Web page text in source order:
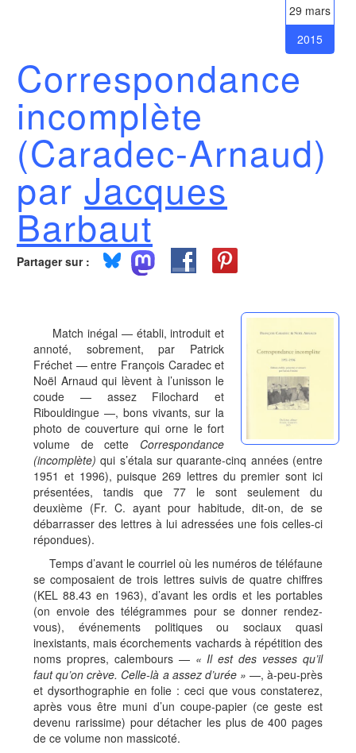
29 mars
2015
Correspondance
incomplète
(Caradec-Arnaud)
par Jacques
Barbaut
Partager sur :
Match inégal — établi, introduit et
annoté, sobrement, par Patrick
Fréchet — entre François Caradec et
Noël Arnaud qui lèvent à l’unisson le
coude — assez Filochard et
Ribouldingue —, bons vivants, sur la
photo de couverture qui orne le fort
volume de cette Correspondance
(incomplète)qui s’étala sur quarante-cinq années (entre
1951 et 1996), puisque 269 lettres du premier sont ici
présentées, tandis que 77 le sont seulement du
deuxième (Fr. C. ayant pour habitude, dit-on, de se
débarrasser des lettres à lui adressées une fois celles-ci
répondues).
Temps d’avant le courriel où les numéros de téléfaune
se composaient de trois lettres suivis de quatre chiffres
(KEL 88.43 en 1963), d’avant les ordis et les portables
(on envoie des télégrammes pour se donner rendez-
vous), événements politiques ou sociaux quasi
inexistants, mais écorchements vachards à répétition des
noms propres, calembours — «Il est des vesses qu’il
faut qu’on crève. Celle-là a assez d’urée» —, à-peu-près
et dysorthographie en folie : ceci que vous constaterez,
après vous être muni d’un coupe-papier (ce geste est
devenu rarissime) pour détacher les plus de 400 pages
de ce volume non massicoté.